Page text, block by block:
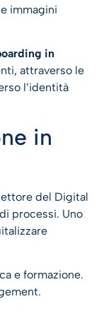
immagini
in
attraverso le
l’identità
in
del Digital
processi. Uno
e formazione.